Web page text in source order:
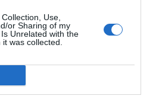
Use,
or Sharing of my
Unrelated with the
was collected.